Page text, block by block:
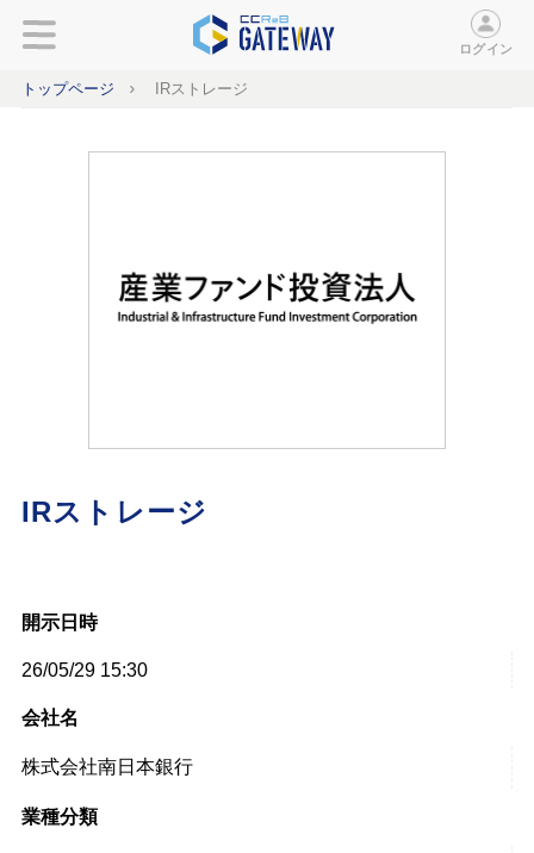
ログイン
トップページ IRストレージ
IRストレージ
開示日時
26/05/29 15:30
会社名
株式会社南日本銀行
業種分類